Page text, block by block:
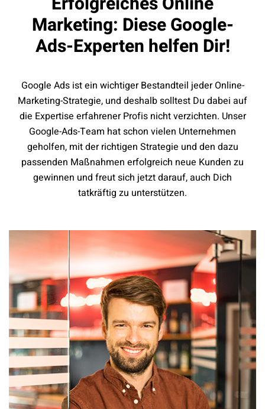
Marketing: Diese Google-
Ads-Experten helfen Dir!
Google Ads ist ein wichtiger Bestandteil jeder Online-
Marketing-Strategie, und deshalb solltest Du dabei auf
die Expertise erfahrener Profis nicht verzichten. Unser
Google-Ads-Team hat schon vielen Unternehmen
geholfen, mit der richtigen Strategie und den dazu
passenden Maßnahmen erfolgreich neue Kunden zu
gewinnen und freut sich jetzt darauf, auch Dich
tatkräftig zu unterstützen.